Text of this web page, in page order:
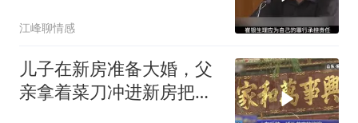
江峰聊情感
儿子在新房准备大婚，父
亲拿着菜刀冲进新房把儿